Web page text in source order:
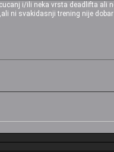
i/ili neka vrsta deadlifta ali
ni svakidasnji trening nije